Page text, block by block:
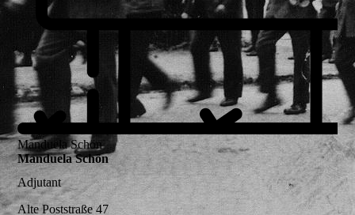
Manduela Schön
Manduela Schön
Adjutant
Alte Poststraße 47